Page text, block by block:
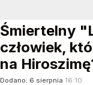
Śmiertelny
człowiek,
na
Dodano: 6 sierpnia 16:10